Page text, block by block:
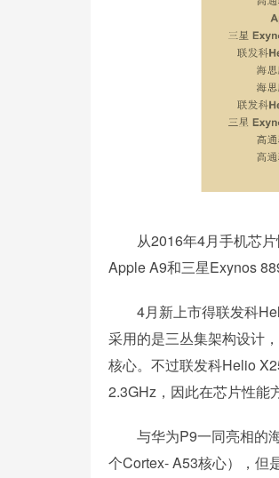
从2016年4月手机芯片
Apple A9和三星Exynos
4月新上市得联发科
采用的是三丛集架构设计
核心。不过联发科Helio
2.3GHz，因此在芯片性能
与华为P9一同亮相的海
个Cortex- A53核心），但